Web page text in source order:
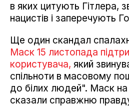
в яких цитують Гітлера,
нацистів і заперечують
Ще один скандал
Маск 15 листопада
користувача, який
спільноти в масовому
до білих людей". Маск на
сказали справжню